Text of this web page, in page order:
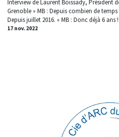
Interview de Laurent Boissady, Président
Grenoble » MB : Depuis combien de
Depuis juillet 2016. » MB : Donc déjà 6 ans !
17 nov. 2022